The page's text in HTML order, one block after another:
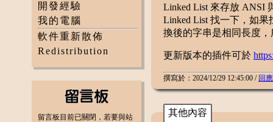
開發經驗
我的電腦
軟件重新散佈
Redistribution
留言板目前已關閉，若要與站
Linked List 來存放 ANSI
Linked List 找一下，如果
換後的字串是相同長度
更新版本的插件可於
撰寫於：2024/12/29 12:45:00 / 回
其他內容